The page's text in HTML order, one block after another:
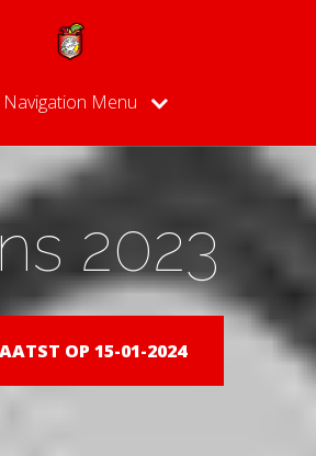
Navigation Menu
2023
OP 15-01-2024